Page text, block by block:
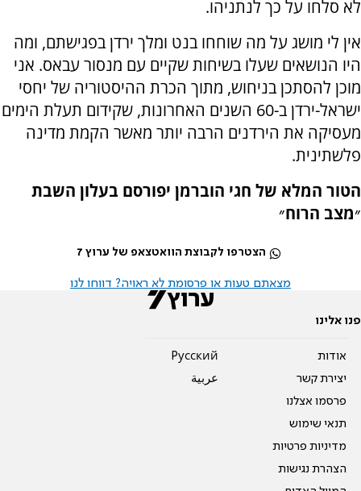
לא סלחו על כך לנתניהו.
אין לי מושג על מה שוחחו בנט ומלך ירדן בפגישתם, ומה
היו הנושאים שעלו בשיחות שקיים עם מנסור עבאס. אני
מוכן להסתכן בניחוש, מתוך הכרת ההיסטוריה של יחסי
ישראל-ירדן ב-60 השנים האחרונות, שקידום תעלת הימים
מעסיקה את הירדנים הרבה יותר מאשר הקמת מדינה
פלשתינית.
הטור המלא של חגי הוברמן יפורסם בעלון השבת
״מצב הרוח״
הצטרפו לקבוצת הוואטצאפ של ערוץ 7
מצאתם טעות או פרסומת לא ראויה? דווחו לנו
פנו אלינו
אודות
יצירת קשר
פרסמו אצלנו
תנאי שימוש
מדיניות פרטיות
הצהרת נגישות
Pусский
عربية